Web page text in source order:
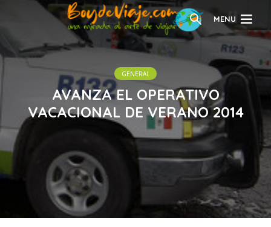
MENU
GENERAL
AVANZA EL OPERATIVO
VACACIONAL DE VERANO 2014